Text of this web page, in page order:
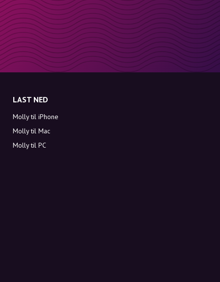
LAST NED
Molly til iPhone
Molly til Mac
Molly til PC